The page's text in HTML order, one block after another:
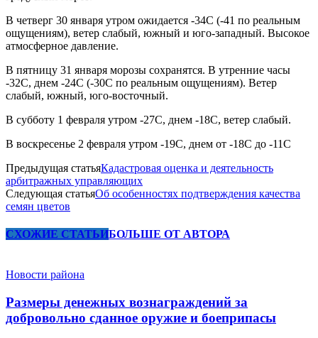
В четверг 30 января утром ожидается -34С (-41 по реальным
ощущениям), ветер слабый, южный и юго-западный. Высокое
атмосферное давление.
В пятницу 31 января морозы сохранятся. В утренние часы
-32С, днем -24С (-30С по реальным ощущениям). Ветер
слабый, южный, юго-восточный.
В субботу 1 февраля утром -27С, днем -18С, ветер слабый.
В воскресенье 2 февраля утром -19С, днем от -18С до -11С
Предыдущая статьяКадастровая оценка и деятельность
арбитражных управляющих
Следующая статьяОб особенностях подтверждения качества
семян цветов
СХОЖИЕ СТАТЬИБОЛЬШЕ ОТ АВТОРА
Новости района
Размеры денежных вознаграждений за
добровольно сданное оружие и боеприпасы